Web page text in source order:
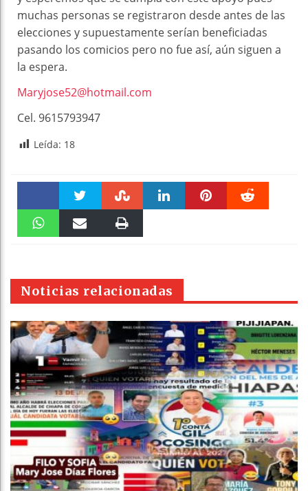
muchas personas se registraron desde antes de las
elecciones y supuestamente serían beneficiadas
pasando los comicios pero no fue así, aún siguen a
la espera.
Maryjose52@hotmail.com
Cel. 9615793947
Leída: 18
Faceboo Twitter Stumble
pt
Noticias relacionadas